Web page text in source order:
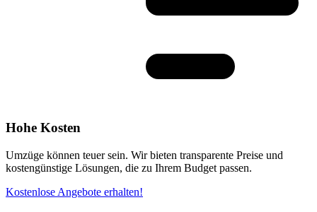
Hohe Kosten
Umzüge können teuer sein. Wir bieten transparente Preise und
kostengünstige Lösungen, die zu Ihrem Budget passen.
Kostenlose Angebote erhalten!